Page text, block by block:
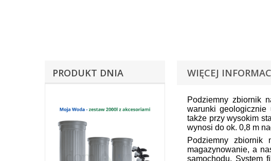
WIĘCEJ
Podziemny zbiornik
warunki geologicznie
także przy wysokim
wynosi do ok. 0,8 m
Podziemny
magazynowanie, a
samochodu. System
PRODUKT DNIA